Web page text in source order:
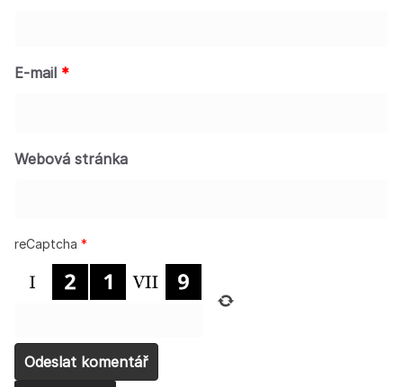
E-mail *
Webová stránka
reCaptcha *